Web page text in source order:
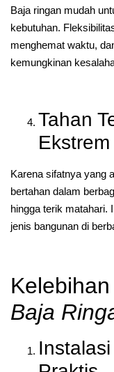
Baja ringan mudah
kebutuhan.
menghemat waktu,
kemungkinan
Tahan
Ekstrem
Karena sifatnya yang
bertahan dalam
hingga terik matahari.
jenis bangunan di
Baja